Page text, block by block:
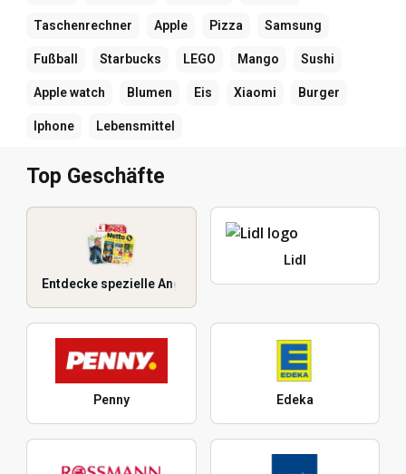
Taschenrechner Apple Pizza Samsung
Fußball Starbucks LEGO Mango Sushi
Apple watch Blumen Eis Xiaomi Burger
Iphone Lebensmittel
Top Geschäfte
Entdecke spezielle Angebote
Lidl
Penny Edeka